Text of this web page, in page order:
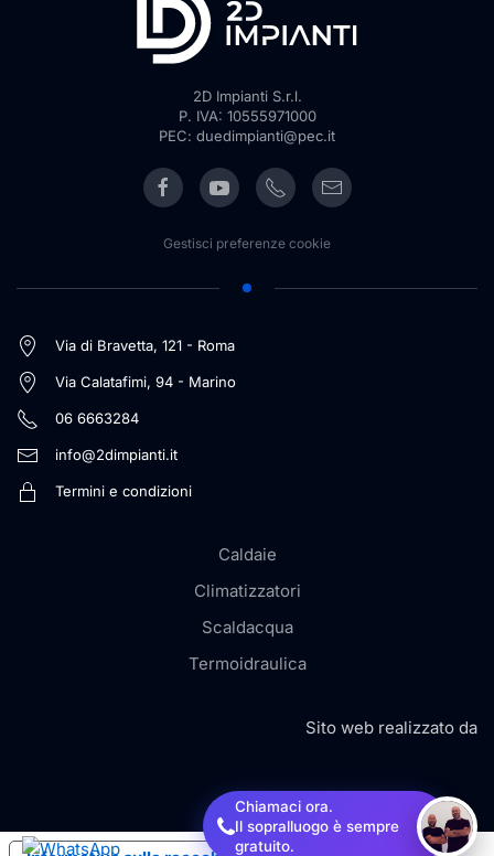
Chiamaci ora.
Il sopralluogo è sempre
gratuito.
2D Impianti S.r.l.
P. IVA: 10555971000
PEC: duedimpianti@pec.it
Gestisci preferenze cookie
Via di Bravetta, 121 - Roma
Via Calatafimi, 94 - Marino
06 6663284
info@2dimpianti.it
Termini e condizioni
Caldaie
Climatizzatori
Scaldacqua
Termoidraulica
Sito web realizzato da